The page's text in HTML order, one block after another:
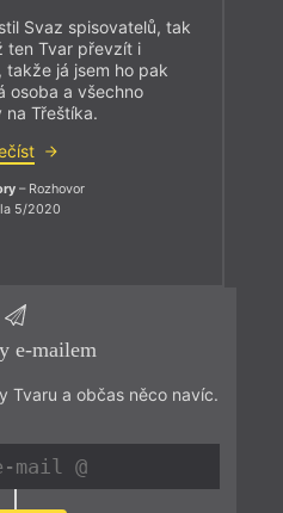
Svaz spisovatelů, tak
ten Tvar převzít i
já jsem ho pak
osoba a všechno
Třeštíka.
– Rozhovor
5/2020
e-mailem
Tvaru a občas něco navíc.